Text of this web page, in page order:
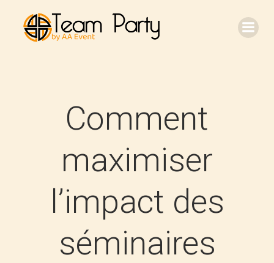
au
contenu
Comment
maximiser
l’impact des
séminaires